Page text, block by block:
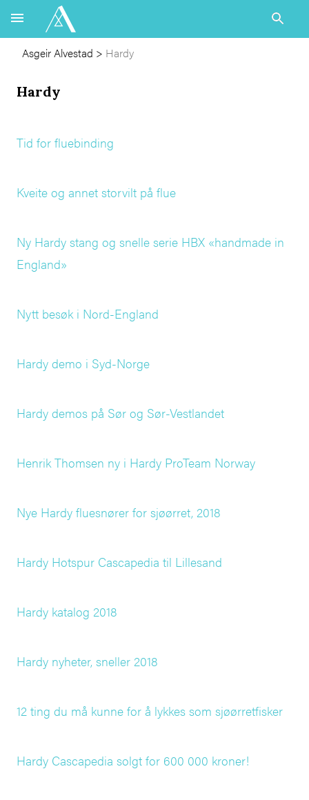
Asgeir Alvestad > Hardy
Hardy
Tid for fluebinding
Kveite og annet storvilt på flue
Ny Hardy stang og snelle serie HBX «handmade in
England»
Nytt besøk i Nord-England
Hardy demo i Syd-Norge
Hardy demos på Sør og Sør-Vestlandet
Henrik Thomsen ny i Hardy ProTeam Norway
Nye Hardy fluesnører for sjøørret, 2018
Hardy Hotspur Cascapedia til Lillesand
Hardy katalog 2018
Hardy nyheter, sneller 2018
12 ting du må kunne for å lykkes som sjøørretfisker
Hardy Cascapedia solgt for 600 000 kroner!